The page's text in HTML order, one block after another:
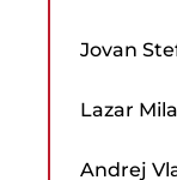
Jovan
Lazar
Andrej